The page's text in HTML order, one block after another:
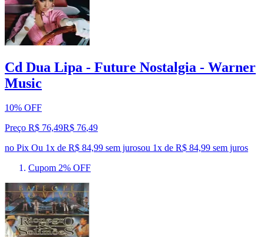
Cd Dua Lipa - Future Nostalgia - Warner
Music
10% OFF
Preço R$ 76,49R$ 76,49
no Pix Ou 1x de R$ 84,99 sem jurosou 1x de R$ 84,99 sem juros
Cupom 2% OFF